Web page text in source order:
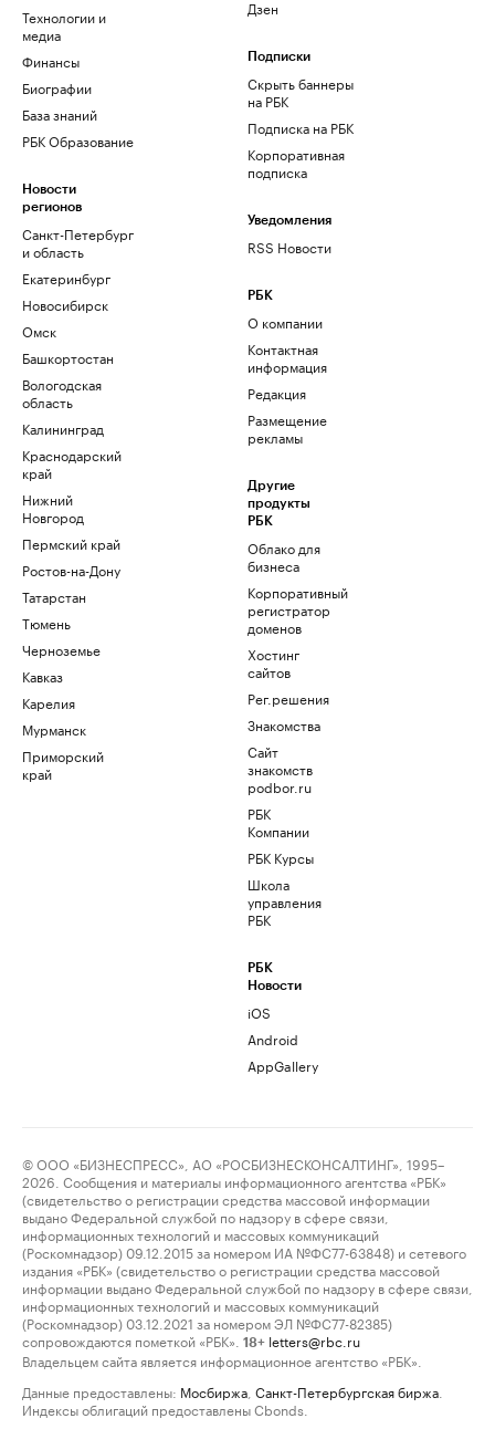
Технологии и
медиа
Финансы
Биографии
База знаний
РБК Образование
Новости
регионов
Санкт-Петербург
и область
Екатеринбург
Новосибирск
Омск
Башкортостан
Вологодская
область
Калининград
Краснодарский
край
Нижний
Новгород
Пермский край
Ростов-на-Дону
Татарстан
Тюмень
Черноземье
Кавказ
Карелия
Мурманск
Приморский
край
Дзен
Подписки
Скрыть баннеры
на РБК
Подписка на РБК
Корпоративная
подписка
Уведомления
RSS Новости
РБК
О компании
Контактная
информация
Редакция
Размещение
рекламы
Другие
продукты
РБК
Облако для
бизнеса
Корпоративный
регистратор
доменов
Хостинг
сайтов
Рег.решения
Знакомства
Сайт
знакомств
podbor.ru
РБК
Компании
РБК Курсы
Школа
управления
РБК
РБК
Новости
iOS
Android
AppGallery
© ООО «БИЗНЕСПРЕСС», АО «РОСБИЗНЕСКОНСАЛТИНГ», 1995–
2026. Сообщения и материалы информационного агентства «РБК»
(свидетельство о регистрации средства массовой информации
выдано Федеральной службой по надзору в сфере связи,
информационных технологий и массовых коммуникаций
(Роскомнадзор) 09.12.2015 за номером ИА №ФС77-63848) и сетевого
издания «РБК» (свидетельство о регистрации средства массовой
информации выдано Федеральной службой по надзору в сфере связи,
информационных технологий и массовых коммуникаций
(Роскомнадзор) 03.12.2021 за номером ЭЛ №ФС77-82385)
сопровождаются пометкой «РБК».
18+ letters@rbc.ru
Владельцем сайта является информационное агентство «РБК».
Данные предоставлены: Мосбиржа Санкт-Петербургская биржа
Индексы облигаций предоставлены Cbonds.